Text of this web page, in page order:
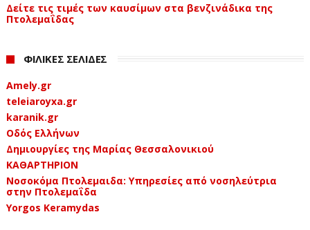
Δείτε τις τιμές των καυσίμων στα βενζινάδικα της
Πτολεμαΐδας
ΦΙΛΙΚΕΣ ΣΕΛΙΔΕΣ
Amely.gr
teleiaroyxa.gr
karanik.gr
Οδός Ελλήνων
Δημιουργίες της Μαρίας Θεσσαλονικιού
ΚΑΘΑΡΤΗΡΙΟΝ
Νοσοκόμα Πτολεμαιδα: Υπηρεσίες από νοσηλεύτρια
στην Πτολεμαΐδα
Yorgos Keramydas